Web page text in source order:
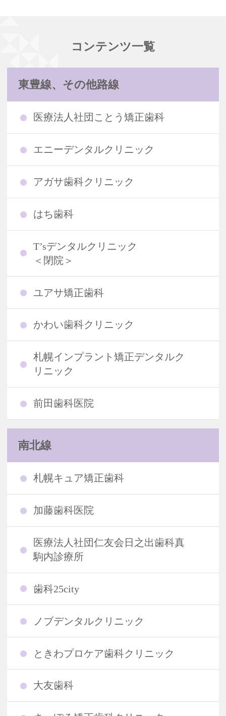
コンテンツ一覧
東豊線、その他路線
医療法人社団ことう矯正歯科
エニーデンタルクリニック
アガサ歯科クリニック
はち歯科
T’sデンタルクリニック
＜閉院＞
ユアサ矯正歯科
かわい歯科クリニック
札幌インプラント矯正デンタルク
リニック
前田歯科医院
南北線
札幌キュア矯正歯科
加藤歯科医院
医療法人社団仁友会日之出歯科真
駒内診療所
歯科25city
ノブデンタルクリニック
ときわプロケア歯科クリニック
大友歯科